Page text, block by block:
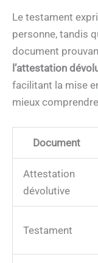
Le testament
personne, tandis
document
l’attestation
facilitant la mise
mieux
Document
Attestation
dévolutive
Testament